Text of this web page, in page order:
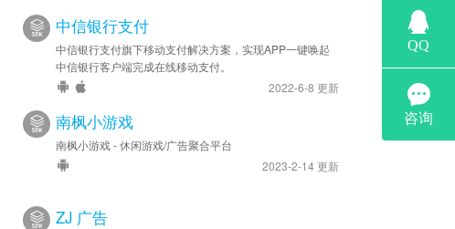
中信银行支付
中信银行支付旗下移动支付解决方案，实现APP一键唤起
中信银行客户端完成在线移动支付。
2022-6-8 更新
南枫小游戏
南枫小游戏 - 休闲游戏/广告聚合平台
2023-2-14 更新
ZJ 广告